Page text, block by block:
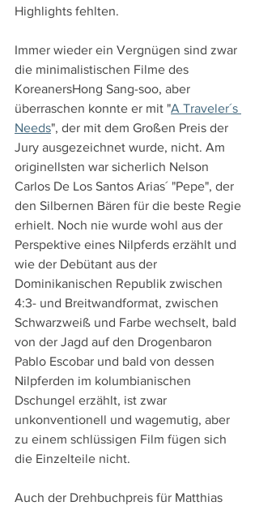
Highlights fehlten.
Immer wieder ein Vergnügen sind zwar
die minimalistischen Filme des
KoreanersHong Sang-soo, aber
überraschen konnte er mit "A Traveler´s
Needs", der mit dem Großen Preis der
Jury ausgezeichnet wurde, nicht. Am
originellsten war sicherlich Nelson
Carlos De Los Santos Arias´ "Pepe", der
den Silbernen Bären für die beste Regie
erhielt. Noch nie wurde wohl aus der
Perspektive eines Nilpferds erzählt und
wie der Debütant aus der
Dominikanischen Republik zwischen
4:3- und Breitwandformat, zwischen
Schwarzweiß und Farbe wechselt, bald
von der Jagd auf den Drogenbaron
Pablo Escobar und bald von dessen
Nilpferden im kolumbianischen
Dschungel erzählt, ist zwar
unkonventionell und wagemutig, aber
zu einem schlüssigen Film fügen sich
die Einzelteile nicht.
Auch der Drehbuchpreis für Matthias